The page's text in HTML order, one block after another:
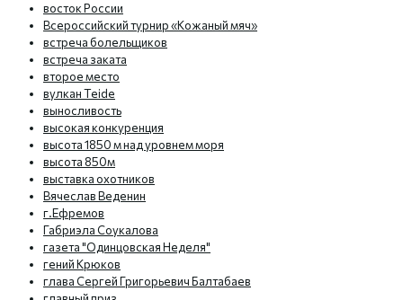
восток России
Всероссийский турнир «Кожаный мяч»
встреча болельщиков
встреча заката
второе место
вулкан Teide
выносливость
высокая конкуренция
высота 1850 м над уровнем моря
высота 850м
выставка охотников
Вячеслав Веденин
г.Ефремов
Габриэла Соукалова
газета "Одинцовская Неделя"
гений Крюков
глава Сергей Григорьевич Балтабаев